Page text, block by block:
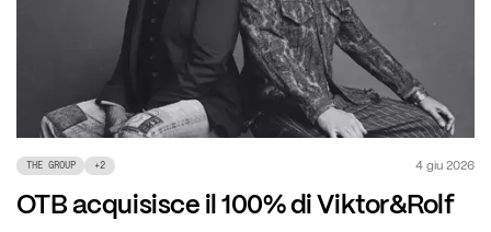
THE GROUP +2 4 giu 2026
OTB acquisisce il 100% di Viktor&Rolf